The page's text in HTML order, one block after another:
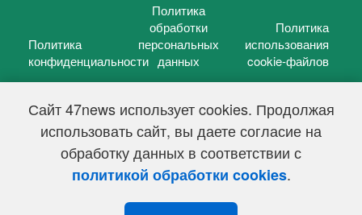
Сайт 47news использует cookies. Продолжая
использовать сайт, вы даете согласие на
обработку данных в соответствии с
политикой обработки cookies.
Политика
конфиденциальности
Политика
обработки
персональных
данных
Политика
использования
cookie-файлов
47 новостей (47 news)2005 — 2026 г.
Свидетельство о регистрации СМИ Эл № ФС 77-39848, выдано
Федеральной службой по надзору в сфере связи,
информационных технологий и массовых коммуникаций